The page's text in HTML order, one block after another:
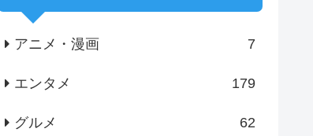
アニメ・漫画 7
エンタメ 179
グルメ 62